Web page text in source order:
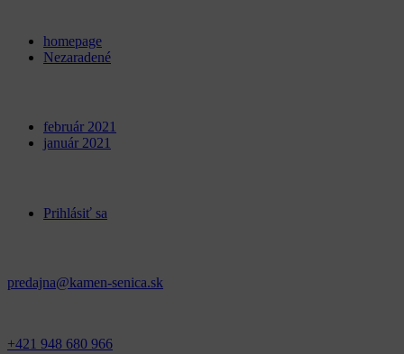
homepage
Nezaradené
február 2021
január 2021
Prihlásiť sa
predajna@kamen-senica.sk
+421 948 680 966